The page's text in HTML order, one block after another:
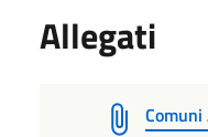
Allegati